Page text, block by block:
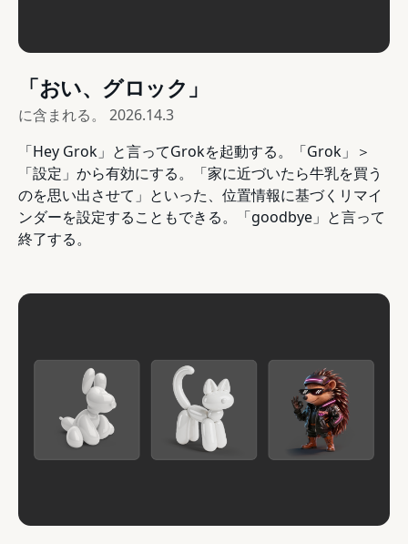
「おい、グロック」
に含まれる。 2026.14.3
「Hey Grok」と言ってGrokを起動する。「Grok」＞
「設定」から有効にする。「家に近づいたら牛乳を買う
のを思い出させて」といった、位置情報に基づくリマイ
ンダーを設定することもできる。「goodbye」と言って
終了する。